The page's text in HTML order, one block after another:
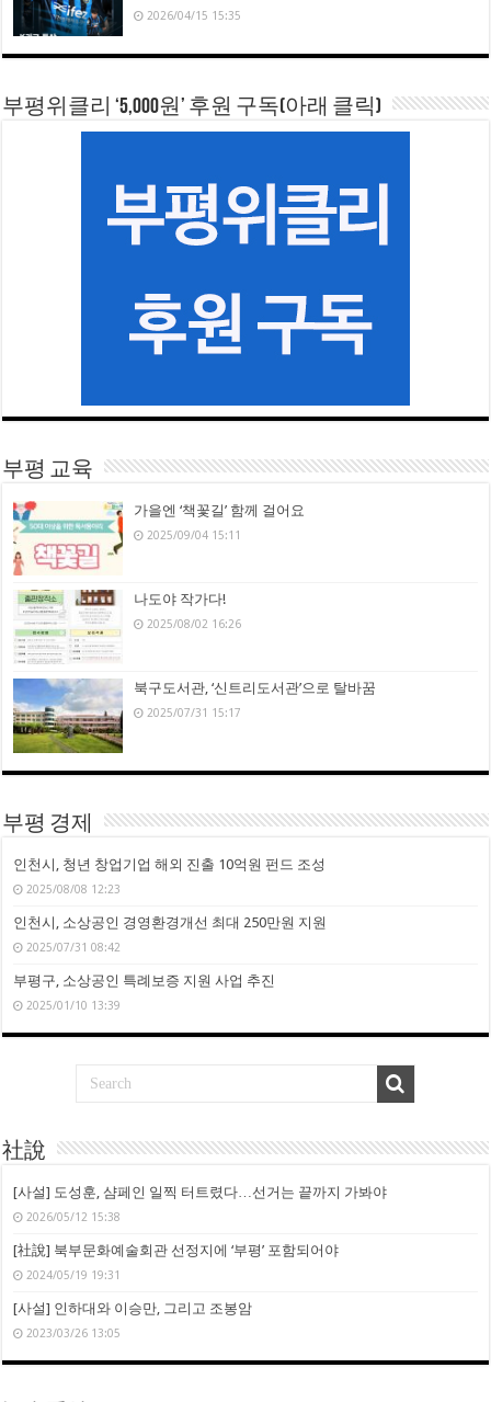
2026/04/15 15:35
부평위클리 ‘5,000원’ 후원 구독(아래 클릭)
부평 교육
가을엔 ‘책꽃길’ 함께 걸어요
2025/09/04 15:11
나도야 작가다!
2025/08/02 16:26
북구도서관, ‘신트리도서관’으로 탈바꿈
2025/07/31 15:17
부평 경제
인천시, 청년 창업기업 해외 진출 10억원 펀드 조성
2025/08/08 12:23
인천시, 소상공인 경영환경개선 최대 250만원 지원
2025/07/31 08:42
부평구, 소상공인 특례보증 지원 사업 추진
2025/01/10 13:39
社說
[사설] 도성훈, 샴페인 일찍 터트렸다…선거는 끝까지 가봐야
2026/05/12 15:38
[社說] 북부문화예술회관 선정지에 ‘부평’ 포함되어야
2024/05/19 19:31
[사설] 인하대와 이승만, 그리고 조봉암
2023/03/26 13:05